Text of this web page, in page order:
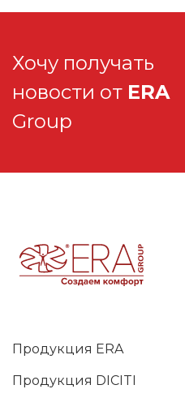
Хочу получать
новости от ERA
Group
Продукция ERA
Продукция DICITI